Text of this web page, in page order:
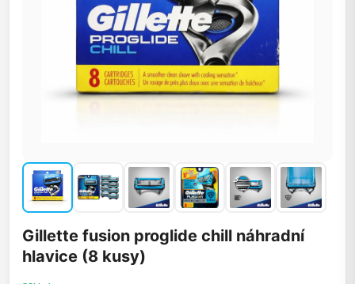
Gillette fusion proglide chill náhradní
hlavice (8 kusy)